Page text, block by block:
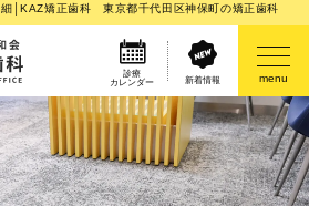
│KAZ矯正歯科 東京都千代田区神保町の矯正歯科
診療
カレンダー
新着情報 menu
ご案内